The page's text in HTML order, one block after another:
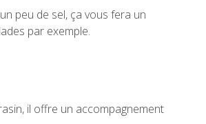
peu de sel, ça vous fera un
par exemple.
il offre un accompagnement